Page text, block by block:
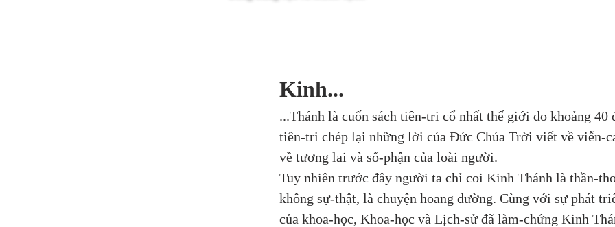
Kinh...
...Thánh là cuốn sách tiên-tri cổ nhất thế giới do khoảng 40
tiên-tri chép lại những lời của Đức Chúa Trời viết về viễn-
về tương lai và số-phận của loài người.
Tuy nhiên trước đây người ta chỉ coi Kinh Thánh là thần-
không sự-thật, là chuyện hoang đường. Cùng với sự phát
của khoa-học, Khoa-học và Lịch-sử đã làm-chứng Kinh